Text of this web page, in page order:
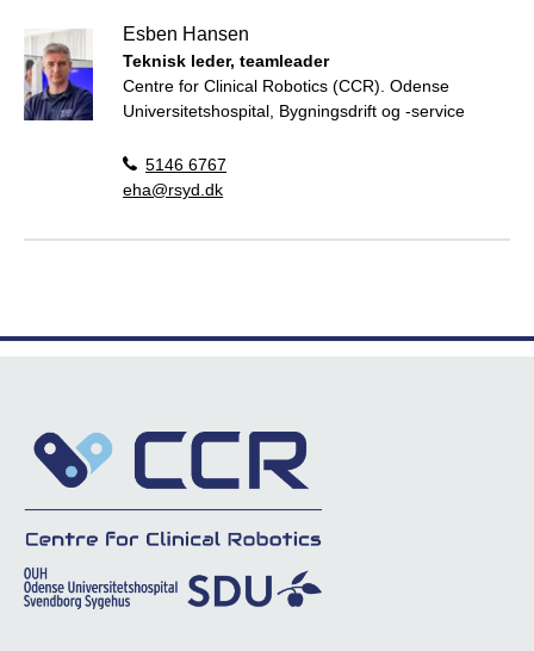
Esben Hansen
Teknisk leder, teamleader
Centre for Clinical Robotics (CCR). Odense
Universitetshospital, Bygningsdrift og -service
5146 6767
eha@rsyd.dk